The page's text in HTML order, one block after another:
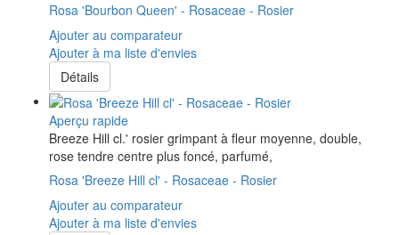
Rosa 'Bourbon Queen' - Rosaceae - Rosier
Ajouter au comparateur
Ajouter à ma liste d'envies
Détails
Aperçu rapide
Breeze Hill cl.' rosier grimpant à fleur moyenne, double,
rose tendre centre plus foncé, parfumé,
Rosa 'Breeze Hill cl' - Rosaceae - Rosier
Ajouter au comparateur
Ajouter à ma liste d'envies